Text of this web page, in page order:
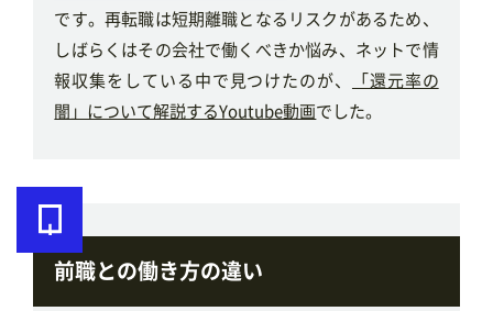
です。再転職は短期離職となるリスクがあるため、
しばらくはその会社で働くべきか悩み、ネットで情
報収集をしている中で見つけたのが、
「還元率の
闇」について解説するYoutube動画でした。
前職との働き方の違い